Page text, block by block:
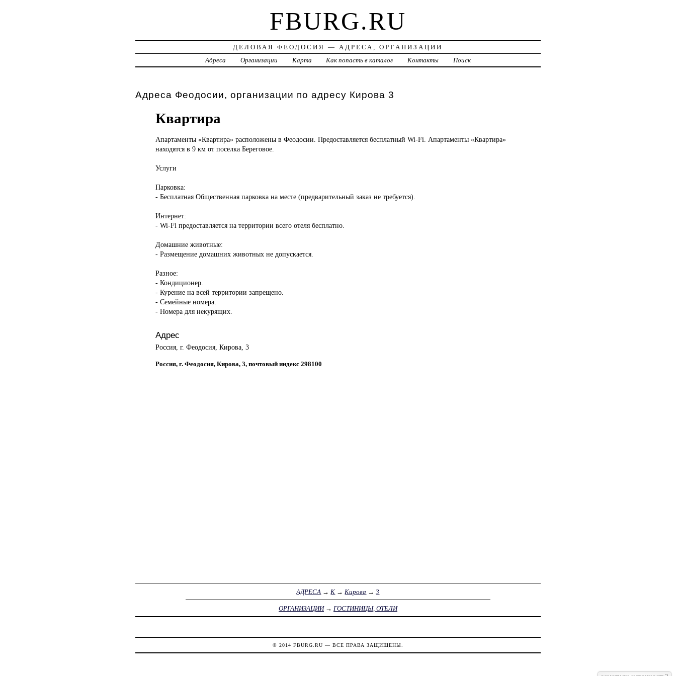
FBURG.RU
ДЕЛОВАЯ ФЕОДОСИЯ — АДРЕСА, ОРГАНИЗАЦИИ
Адреса
Организации Карта Как попасть в каталог Контакты Поиск
Адреса Феодосии, организации по адресу Кирова 3
Квартира
Апартаменты «Квартира» расположены в Феодосии. Предоставляется бесплатный Wi-Fi. Апартаменты «Квартира»
находятся в 9 км от поселка Береговое.
Услуги
Парковка:
- Бесплатная Общественная парковка на месте (предварительный заказ не требуется).
Интернет:
- Wi-Fi предоставляется на территории всего отеля бесплатно.
Домашние животные:
- Размещение домашних животных не допускается.
Разное:
- Кондиционер.
- Курение на всей территории запрещено.
- Семейные номера.
- Номера для некурящих.
Адрес
Россия, г. Феодосия, Кирова, 3
Россия, г. Феодосия, Кирова, 3, почтовый индекс 298100
АДРЕСА → К → Кирова →3
ОРГАНИЗАЦИИ→ ГОСТИНИЦЫ, ОТЕЛИ
© 2014 FBURG.RU — ВСЕ ПРАВА ЗАЩИЩЕНЫ.